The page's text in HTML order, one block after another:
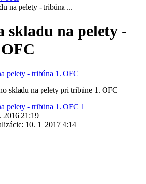
na pelety - tribúna ...
skladu na pelety -
skladu na pelety pri tribúne 1. OFC
2016 21:19
10. 1. 2017 4:14